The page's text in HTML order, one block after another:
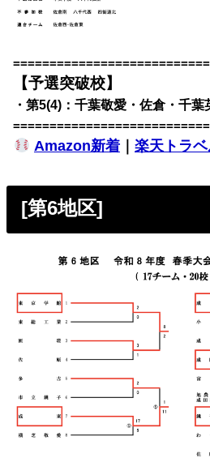
【予選突破校】
・第5(4)：千葉敬愛・佐倉・千葉
Amazon新着｜ 楽天トラ
[第6地区]